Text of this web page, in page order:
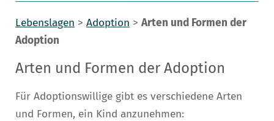
Lebenslagen > Adoption > Arten und Formen der
Adoption
Arten und Formen der Adoption
Für Adoptionswillige gibt es verschiedene Arten
und Formen, ein Kind anzunehmen: